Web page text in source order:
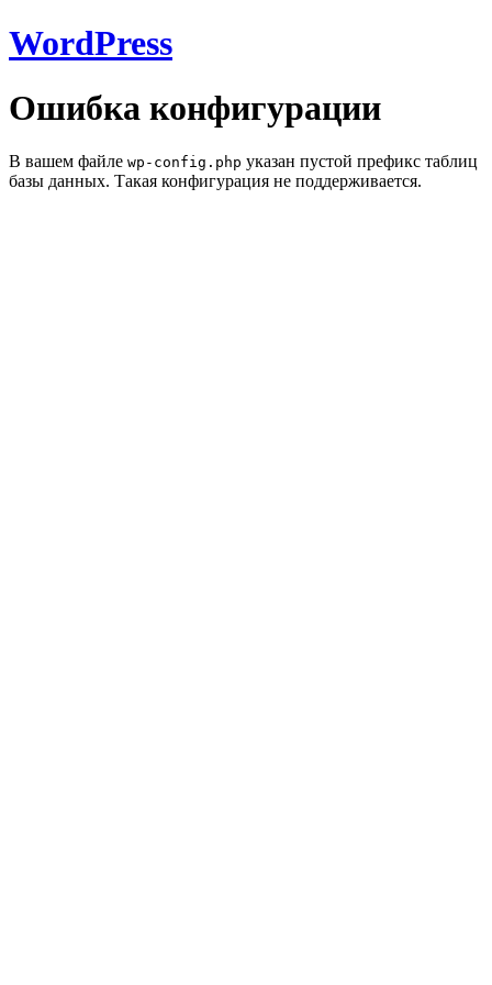
WordPress
Ошибка конфигурации
В вашем файле wp-config.php указан пустой префикс таблиц
базы данных. Такая конфигурация не поддерживается.